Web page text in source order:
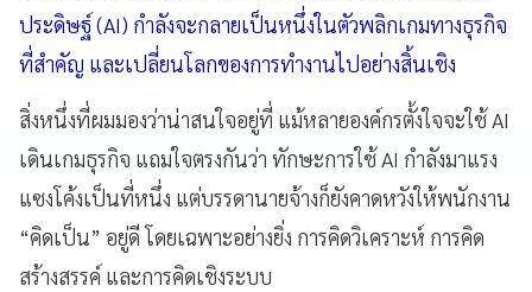
ประดิษฐ์ (AI) กำลังจะกลายเป็นหนึ่งในตัวพลิกเกมทางธุรกิจ
ที่สำคัญ และเปลี่ยนโลกของการทำงานไปอย่างสิ้นเชิง
สิ่งหนึ่งที่ผมมองว่าน่าสนใจอยู่ที่ แม้หลายองค์กรตั้งใจจะใช้ AI
เดินเกมธุรกิจ แถมใจตรงกันว่า ทักษะการใช้ AI กำลังมาแรง
แซงโค้งเป็นที่หนึ่ง แต่บรรดานายจ้างก็ยังคาดหวังให้พนักงาน
“คิดเป็น” อยู่ดี โดยเฉพาะอย่างยิ่ง การคิดวิเคราะห์ การคิด
สร้างสรรค์ และการคิดเชิงระบบ